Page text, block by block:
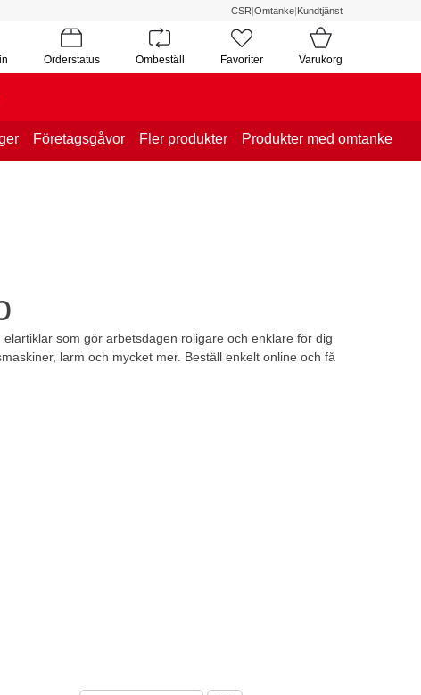
CSR|Omtanke|Kundtjänst
Orderstatus Ombeställ Favoriter Varukorg
Företagsgåvor Fler produkter Produkter med omtanke
som gör arbetsdagen roligare och enklare för dig
larm och mycket mer. Beställ enkelt online och få